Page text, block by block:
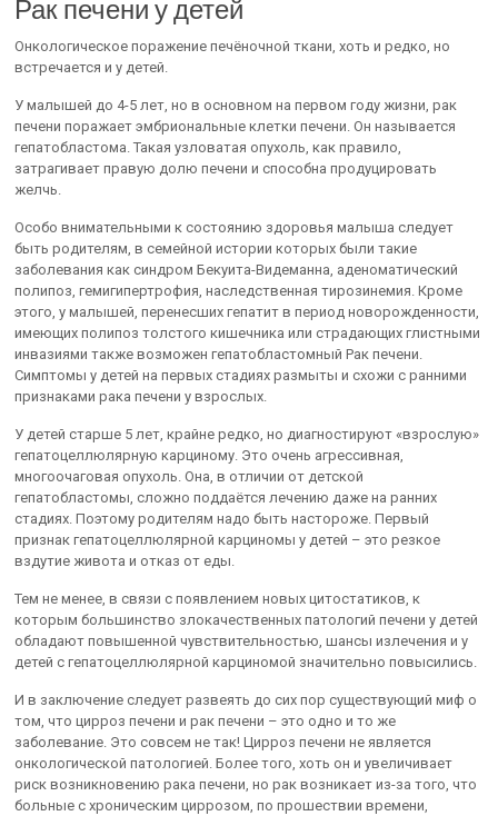
Рак печени у детей
Онкологическое поражение печёночной ткани, хоть и редко, но
встречается и у детей.
У малышей до 4-5 лет, но в основном на первом году жизни, рак
печени поражает эмбриональные клетки печени. Он называется
гепатобластома. Такая узловатая опухоль, как правило,
затрагивает правую долю печени и способна продуцировать
желчь.
Особо внимательными к состоянию здоровья малыша следует
быть родителям, в семейной истории которых были такие
заболевания как синдром Бекуита-Видеманна, аденоматический
полипоз, гемигипертрофия, наследственная тирозинемия. Кроме
этого, у малышей, перенесших гепатит в период новорожденности,
имеющих полипоз толстого кишечника или страдающих глистными
инвазиями также возможен гепатобластомный Рак печени.
Симптомы у детей на первых стадиях размыты и схожи с ранними
признаками рака печени у взрослых.
У детей старше 5 лет, крайне редко, но диагностируют «взрослую»
гепатоцеллюлярную карциному. Это очень агрессивная,
многоочаговая опухоль. Она, в отличии от детской
гепатобластомы, сложно поддаётся лечению даже на ранних
стадиях. Поэтому родителям надо быть настороже. Первый
признак гепатоцеллюлярной карциномы у детей – это резкое
вздутие живота и отказ от еды.
Тем не менее, в связи с появлением новых цитостатиков, к
которым большинство злокачественных патологий печени у детей
обладают повышенной чувствительностью, шансы излечения и у
детей с гепатоцеллюлярной карциномой значительно повысились.
И в заключение следует развеять до сих пор существующий миф о
том, что цирроз печени и рак печени – это одно и то же
заболевание. Это совсем не так! Цирроз печени не является
онкологической патологией. Более того, хоть он и увеличивает
риск возникновению рака печени, но рак возникает из-за того, что
больные с хроническим циррозом, по прошествии времени,